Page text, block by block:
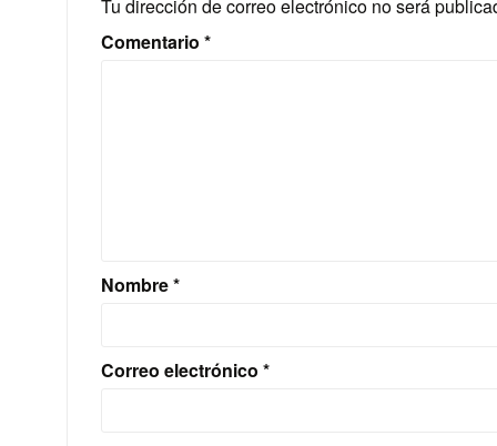
Tu dirección de correo electrónico no será
Comentario *
Nombre*
Correo electrónico *